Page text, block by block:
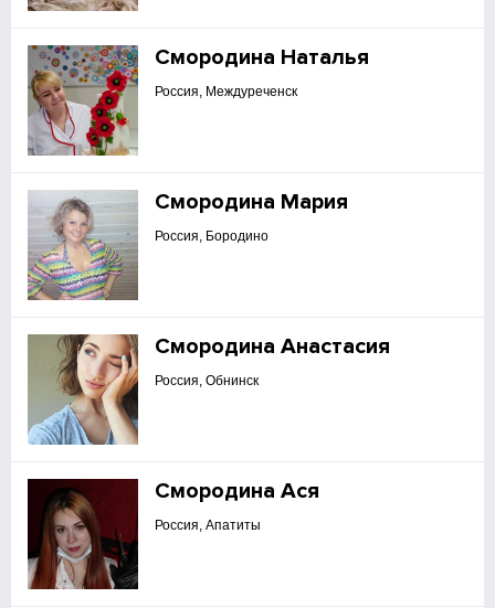
Смородина Наталья
Россия, Междуреченск
Смородина Мария
Россия, Бородино
Смородина Анастасия
Россия, Обнинск
Смородина Ася
Россия, Апатиты